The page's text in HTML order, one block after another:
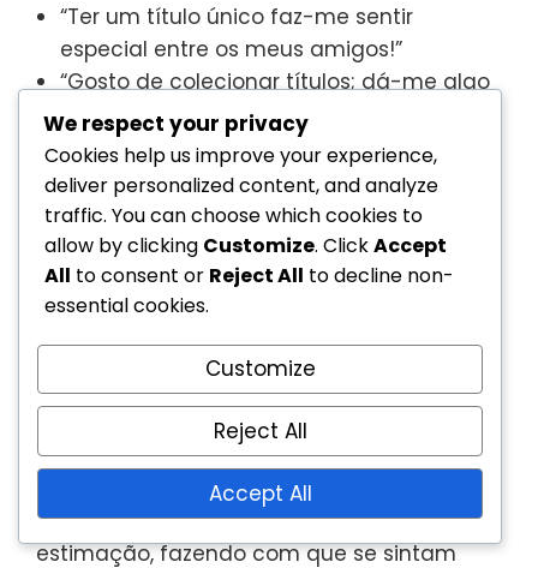
“Ter um título único faz-me sentir
especial entre os meus amigos!”
“Gosto de colecionar títulos; dá-me algo
pelo que lutar no jogo.”
Testemunhos de utilizadores
sobre cosméticos para animais de
estimação
disponíveis através do Prime Gaming
receberam críticas favoráveis dos
utilizadores, que gostam de personalizar os
seus companheiros dentro do jogo. Estes
cosméticos permitem que os jogadores
personalizem os seus animais de
estimação, fazendo com que se sintam
We respect your privacy
Cookies help us improve your experience,
deliver personalized content, and analyze
traffic. You can choose which cookies to
allow by clicking Customize. ClickAccept
All to consent or Reject All to decline non-
essential cookies.
Customize
Reject All
Accept All